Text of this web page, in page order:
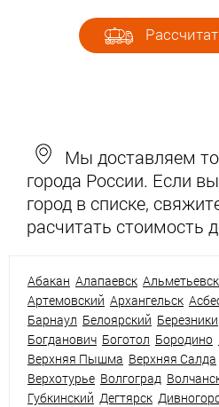
Мы доставляем
города России. Если
город в списке,
расчитать стоимость
Абакан Алапаевск Альметьевск
Артемовский Архангельск
Барнаул Белоярский Березники
Богданович Боготол Бородино
Верхняя Пышма Верхняя Салда
Верхотурье Волгоград
Губкинский Дегтярск